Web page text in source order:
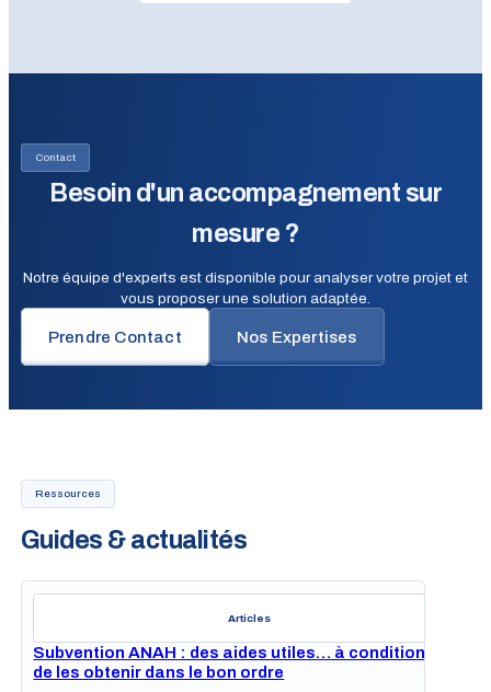
Contact
Besoin d'un accompagnement sur
mesure ?
Notre équipe d'experts est disponible pour analyser votre projet et
vous proposer une solution adaptée.
Prendre Contact Nos Expertises
Ressources
Guides & actualités
Articles
Subvention ANAH : des aides utiles… à condition
de les obtenir dans le bon ordre